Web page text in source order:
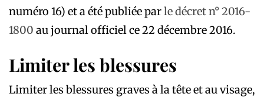
numéro 16) et a été publiée parle décret n° 2016-
1800 au journal officiel ce 22 décembre 2016.
Limiter les blessures
Limiter les blessures graves à la tête et au visage,